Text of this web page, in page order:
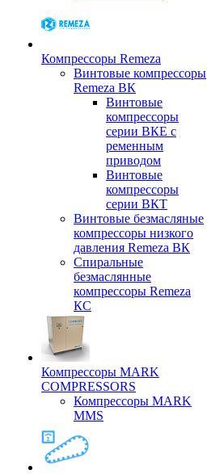
Компрессоры Remeza
Винтовые компрессоры
Remeza ВК
Винтовые
компрессоры
серии ВКЕ с
ременным
приводом
Винтовые
компрессоры
серии ВКТ
Винтовые безмасляные
компрессоры низкого
давления Remeza ВК
Спиральные
безмаслянные
компрессоры Remeza
КС
Компрессоры MARK
COMPRESSORS
Компрессоры MARK
MMS